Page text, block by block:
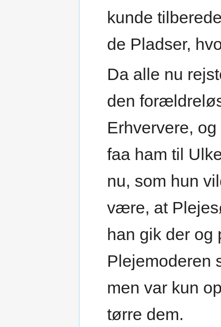
kunde
de Pladser,
Da alle nu
den
Erhververe,
faa ham til
nu, som hun
være, at
han gik der og
Plejemoderen
men var kun
tørre dem.